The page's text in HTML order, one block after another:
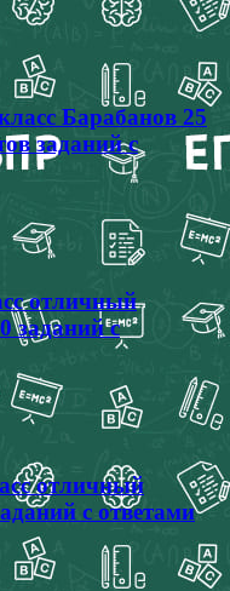
Барабанов 25
заданий с
отличный
заданий с
отличный
с ответами